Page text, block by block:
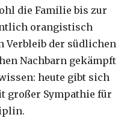
die Familie bis zur
orangistisch
Verbleib der südlichen
Nachbarn gekämpft
heute gibt sich
großer Sympathie für